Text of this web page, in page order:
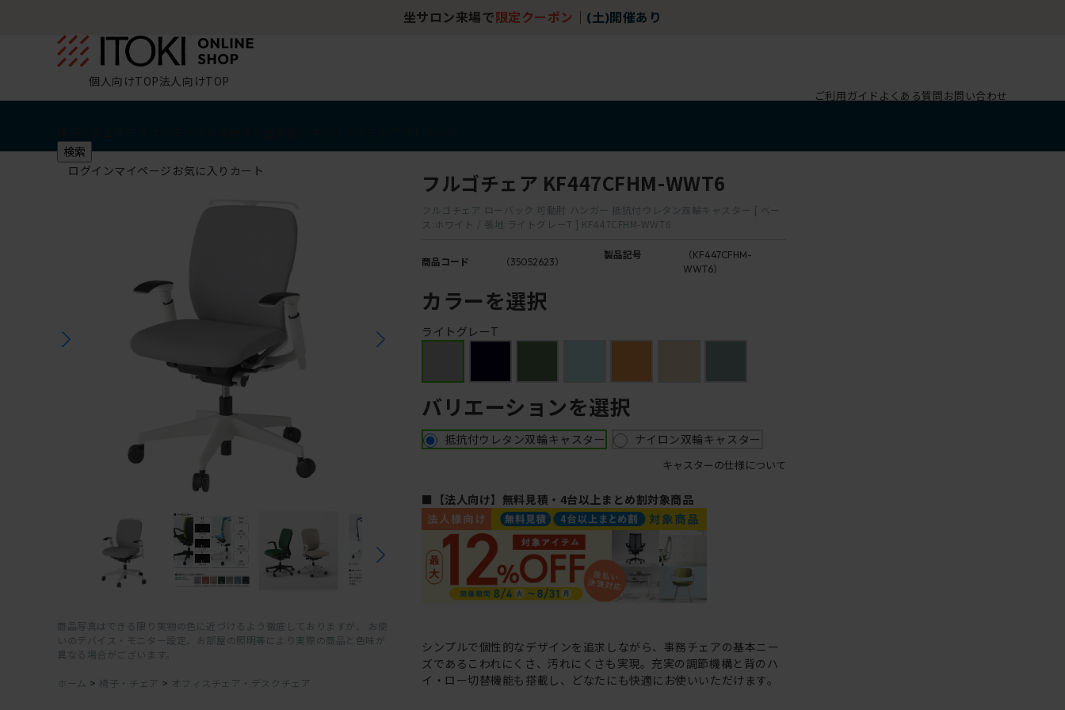
坐サロン来場で 限定クーポン (土)開催あり
個人向けTOP法人向けTOP
ご利用ガイド よくある質問お問い合わせ
検索
ログインマイページ お気に入り カート
商品写真はできる限り実物の色に近づけるよう徹底しておりますが、 お使
いのデバイス・モニター設定、お部屋の照明等により実際の商品と色味が
異なる場合がございます。
ホーム > 椅子・チェア > オフィスチェア・デスクチェア
フルゴチェア KF447CFHM-WWT6
フルゴチェア ローバック 可動肘 ハンガー 抵抗付ウレタン双輪キャスター [ ベー
ス:ホワイト / 張地:ライトグレーT ] KF447CFHM-WWT6
商品コード （35052623）
製品記号
（KF447CFHM-
WWT6）
カラーを選択
ライトグレーT
バリエーションを選択
抵抗付ウレタン双輪キャスター ナイロン双輪キャスター
キャスターの仕様について
■【法人向け】無料見積・4台以上まとめ割対象商品
シンプルで個性的なデザインを追求しながら、事務チェアの基本ニー
ズであるこわれにくさ、汚れにくさも実現。充実の調節機構と背のハ
イ・ロー切替機能も搭載し、どなたにも快適にお使いいただけます。